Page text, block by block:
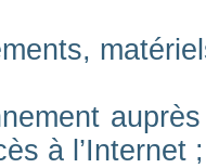
à l’Internet ;